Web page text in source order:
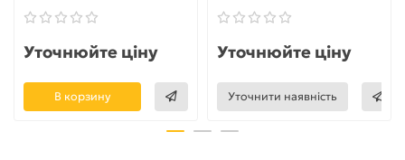
Уточнюйте ціну
В корзину
Уточнюйте ціну
Уточнити наявність